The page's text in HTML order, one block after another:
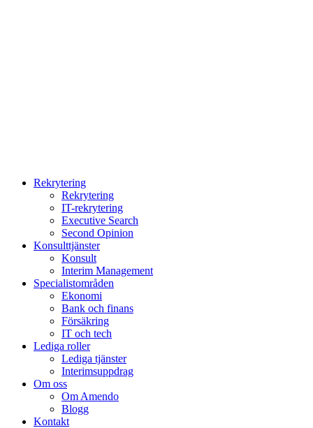
Rekrytering
Rekrytering
IT-rekrytering
Executive Search
Second Opinion
Konsulttjänster
Konsult
Interim Management
Specialistområden
Ekonomi
Bank och finans
Försäkring
IT och tech
Lediga roller
Lediga tjänster
Interimsuppdrag
Om oss
Om Amendo
Blogg
Kontakt